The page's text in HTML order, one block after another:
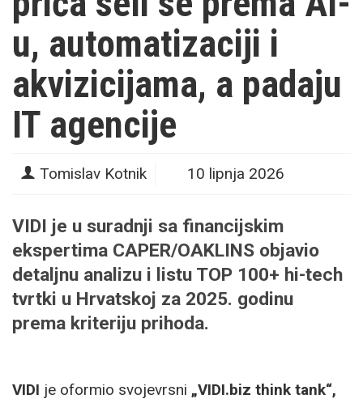
u, automatizaciji i
akvizicijama, a padaju
IT agencije
Tomislav Kotnik 10 lipnja 2026
VIDI je u suradnji sa financijskim
ekspertima CAPER/OAKLINS objavio
detaljnu analizu i listu TOP 100+ hi-tech
tvrtki u Hrvatskoj za 2025. godinu
prema kriteriju prihoda.
VIDI je oformio svojevrsni „VIDI.biz think tank“,